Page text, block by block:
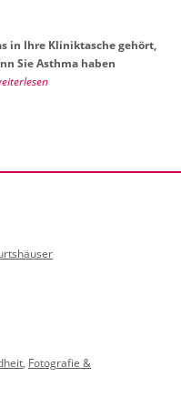
in Ihre Kli­nik­ta­sche ge­hört,
Sie Asth­ma haben
, Fotografie &